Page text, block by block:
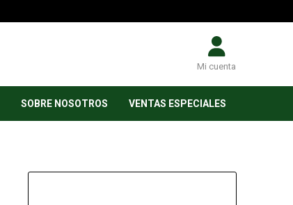
Mi cuenta
SOBRE NOSOTROS VENTAS ESPECIALES